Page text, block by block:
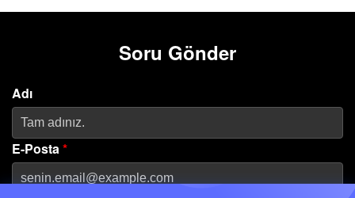
Soru Gönder
Adı
E-Posta*